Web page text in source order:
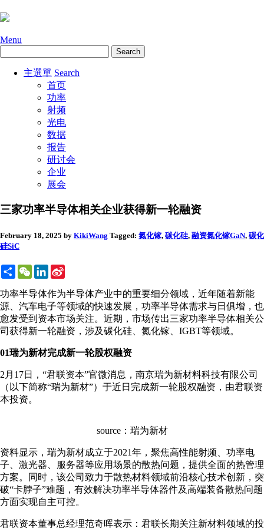
Menu
主選單 Search
首页
功率
射频
光电
数据
报告
研讨会
企业
展会
三家功率半导体相关企业获得新一轮融资
February 18, 2025 by KikiWang Tagged: 氮化镓, 碳化硅, 融资氮化镓GaN, 碳化
硅SiC
ShareWeChatLinkedIn
功率半导体作为半导体产业中的重要细分领域，近年随着新能
源、汽车电子等领域的快速发展，功率半导体需求与日俱增，也
愈发受到资本市场关注。近期，市场传出三家功率半导体相关公
司获得新一轮融资，涉及碳化硅、氮化镓、IGBT等领域。
01瑞为新材完成新一轮股权融资
2月17日，“君联资本”官微消息，南京瑞为新材料科技有限公司
（以下简称“瑞为新材”）于近日完成新一轮股权融资，由君联资
本投资。
source：瑞为新材
资料显示，瑞为新材成立于2021年，聚焦高性能射频、功率电
子、激光器、服务器等应用场景的散热问题，提供全面的热管理
方案。同时，该公司致力于散热材料领域前沿核心技术创新，突
破“卡脖子”难题，有效解决功率半导体器件及高端装备散热问题
方面实现自主可控。
君联资本董事总经理范奇晖表示：君联长期关注新材料领域的投